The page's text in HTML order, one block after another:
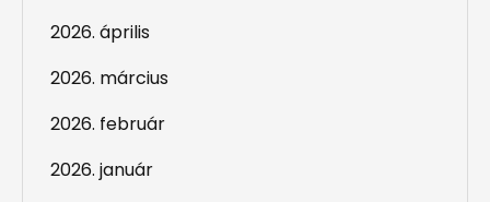
2026. április
2026. március
2026. február
2026. január